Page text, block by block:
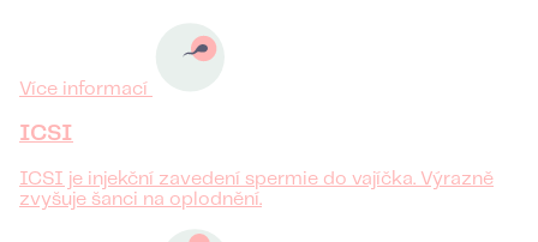
Více informací
ICSI
ICSI je injekční zavedení spermie do vajíčka. Výrazně
zvyšuje šanci na oplodnění.